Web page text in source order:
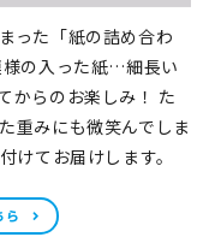
った「紙の詰め合わ
の入った紙…細長い
からのお楽しみ！ た
重みにも微笑んでしま
てお届けします。
ら